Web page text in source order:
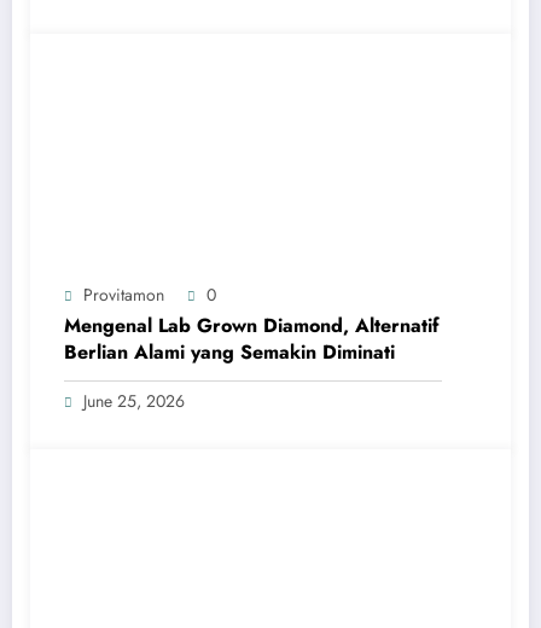
Provitamon 0
Mengenal Lab Grown Diamond, Alternatif
Berlian Alami yang Semakin Diminati
June 25, 2026